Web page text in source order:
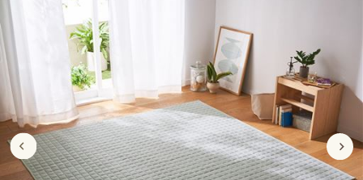
ジュニア・ティーンズ下着
メンズ下着
キッチン・雑貨・日用品
寝具・インテリア・家具通販すべて
家具・収納
寝具・ベッド
カーテン・ラグ・ファブリック
美容・健康
美容・健康通販すべて
美容・健康・サプリメント
制服・スクール
制服・スクールすべて
制服・学生服
大きいサイズ
大きいサイズ通販すべて
バーゲン
キッチン・雑貨・日用品
家具・収納
寝具・ベッド
カーテン・ラグ・ファブリック
美容・健康通販すべて
美容・健康・サプリメント
制服・スクール
制服・スクールすべて
制服・学生服
ジュニア・ティーンズ下着
大きいサイズ
大きいサイズ通販すべて
大きいサイズ レディース服
バーゲン
バーゲンセール
詳細検索